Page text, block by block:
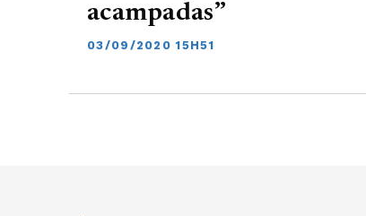
acampadas”
03/09/2020 15H51